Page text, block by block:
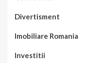
Divertisment
Imobiliare Romania
Investitii